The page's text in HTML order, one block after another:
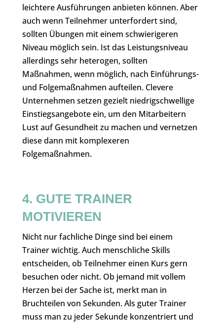
leichtere Ausführungen anbieten können. Aber
auch wenn Teilnehmer unterfordert sind,
sollten Übungen mit einem schwierigeren
Niveau möglich sein. Ist das Leistungsniveau
allerdings sehr heterogen, sollten
Maßnahmen, wenn möglich, nach Einführungs-
und Folgemaßnahmen aufteilen. Clevere
Unternehmen setzen gezielt niedrigschwellige
Einstiegsangebote ein, um den Mitarbeitern
Lust auf Gesundheit zu machen und vernetzen
diese dann mit komplexeren
Folgemaßnahmen.
4. GUTE TRAINER
MOTIVIEREN
Nicht nur fachliche Dinge sind bei einem
Trainer wichtig. Auch menschliche Skills
entscheiden, ob Teilnehmer einen Kurs gern
besuchen oder nicht. Ob jemand mit vollem
Herzen bei der Sache ist, merkt man in
Bruchteilen von Sekunden. Als guter Trainer
muss man zu jeder Sekunde konzentriert und